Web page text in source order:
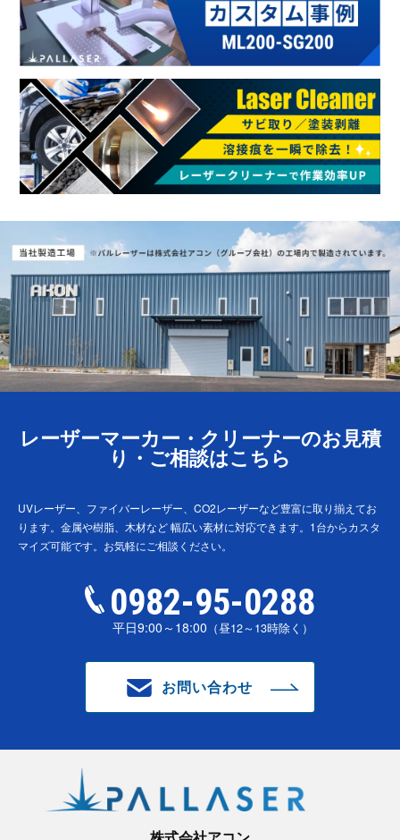
レーザーマーカー・クリーナーのお見積
り・ご相談はこちら
UVレーザー、ファイバーレーザー、CO2レーザーなど豊富に取り揃えてお
ります。金属や樹脂、木材など幅広い素材に対応できます。1台からカスタ
マイズ可能です。お気軽にご相談ください。
0982-95-0288
平日9:00～18:00 （昼12～13時除く）
お問い合わせ